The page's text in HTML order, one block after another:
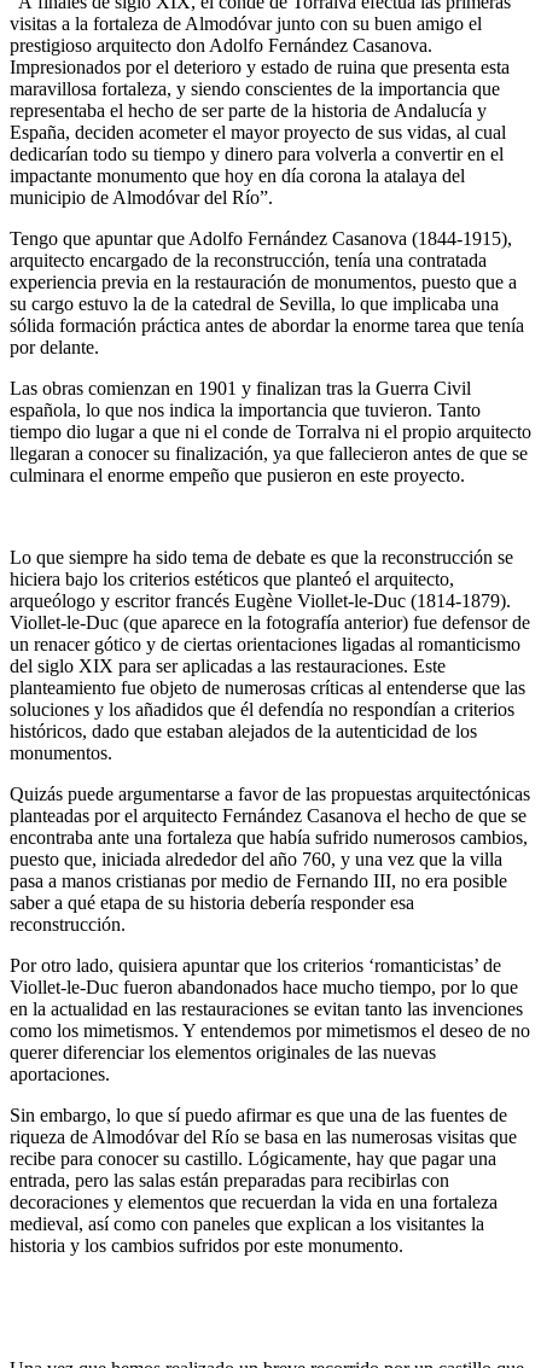
visitas a la fortaleza de Almodóvar junto con su buen amigo el
prestigioso arquitecto don Adolfo Fernández Casanova.
Impresionados por el deterioro y estado de ruina que presenta esta
maravillosa fortaleza, y siendo conscientes de la importancia que
representaba el hecho de ser parte de la historia de Andalucía y
España, deciden acometer el mayor proyecto de sus vidas, al cual
dedicarían todo su tiempo y dinero para volverla a convertir en el
impactante monumento que hoy en día corona la atalaya del
municipio de Almodóvar del Río”.
Tengo que apuntar que Adolfo Fernández Casanova (1844-1915),
arquitecto encargado de la reconstrucción, tenía una contratada
experiencia previa en la restauración de monumentos, puesto que a
su cargo estuvo la de la catedral de Sevilla, lo que implicaba una
sólida formación práctica antes de abordar la enorme tarea que tenía
por delante.
Las obras comienzan en 1901 y finalizan tras la Guerra Civil
española, lo que nos indica la importancia que tuvieron. Tanto
tiempo dio lugar a que ni el conde de Torralva ni el propio arquitecto
llegaran a conocer su finalización, ya que fallecieron antes de que se
culminara el enorme empeño que pusieron en este proyecto.
Lo que siempre ha sido tema de debate es que la reconstrucción se
hiciera bajo los criterios estéticos que planteó el arquitecto,
arqueólogo y escritor francés Eugène Viollet-le-Duc (1814-1879).
Viollet-le-Duc (que aparece en la fotografía anterior) fue defensor de
un renacer gótico y de ciertas orientaciones ligadas al romanticismo
del siglo XIX para ser aplicadas a las restauraciones. Este
planteamiento fue objeto de numerosas críticas al entenderse que las
soluciones y los añadidos que él defendía no respondían a criterios
históricos, dado que estaban alejados de la autenticidad de los
monumentos.
Quizás puede argumentarse a favor de las propuestas arquitectónicas
planteadas por el arquitecto Fernández Casanova el hecho de que se
encontraba ante una fortaleza que había sufrido numerosos cambios,
puesto que, iniciada alrededor del año 760, y una vez que la villa
pasa a manos cristianas por medio de Fernando III, no era posible
saber a qué etapa de su historia debería responder esa
reconstrucción.
Por otro lado, quisiera apuntar que los criterios ‘romanticistas’ de
Viollet-le-Duc fueron abandonados hace mucho tiempo, por lo que
en la actualidad en las restauraciones se evitan tanto las invenciones
como los mimetismos. Y entendemos por mimetismos el deseo de no
querer diferenciar los elementos originales de las nuevas
aportaciones.
Sin embargo, lo que sí puedo afirmar es que una de las fuentes de
riqueza de Almodóvar del Río se basa en las numerosas visitas que
recibe para conocer su castillo. Lógicamente, hay que pagar una
entrada, pero las salas están preparadas para recibirlas con
decoraciones y elementos que recuerdan la vida en una fortaleza
medieval, así como con paneles que explican a los visitantes la
historia y los cambios sufridos por este monumento.